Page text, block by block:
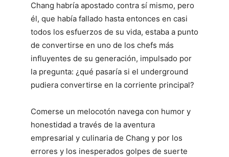
Chang habría apostado contra sí mismo, pero
él, que había fallado hasta entonces en casi
todos los esfuerzos de su vida, estaba a punto
de convertirse en uno de los chefs más
influyentes de su generación, impulsado por
la pregunta: ¿qué pasaría si el underground
pudiera convertirse en la corriente principal?
Comerse un melocotón navega con humor y
honestidad a través de la aventura
empresarial y culinaria de Chang y por los
errores y los inesperados golpes de suerte